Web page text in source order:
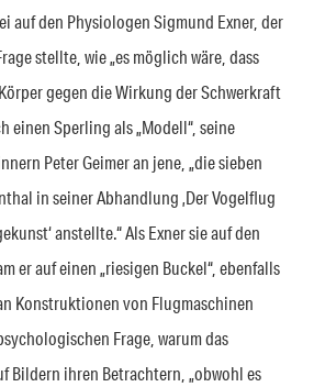
auf den Physiologen Sigmund Exner, der
stellte, wie „es möglich wäre, dass
gegen die Wirkung der Schwerkraft
einen Sperling als „Modell“, seine
Peter Geimer an jene, „die sieben
in seiner Abhandlung ‚Der Vogelflug
anstellte.“ Als Exner sie auf den
er auf einen „riesigen Buckel“, ebenfalls
Konstruktionen von Flugmaschinen
Frage, warum das
Bildern ihren Betrachtern, „obwohl es